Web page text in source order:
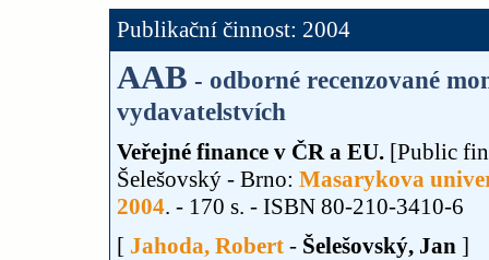
Publikační činnost: 2004
AAB - odborné recenzované
vydavatelstvích
Veřejné finance v ČR a EU. [Public
Šelešovský - Brno: Masarykova
2004. - 170 s. - ISBN 80-210-3410-6
[ Jahoda, Robert - Šelešovský, Jan ]